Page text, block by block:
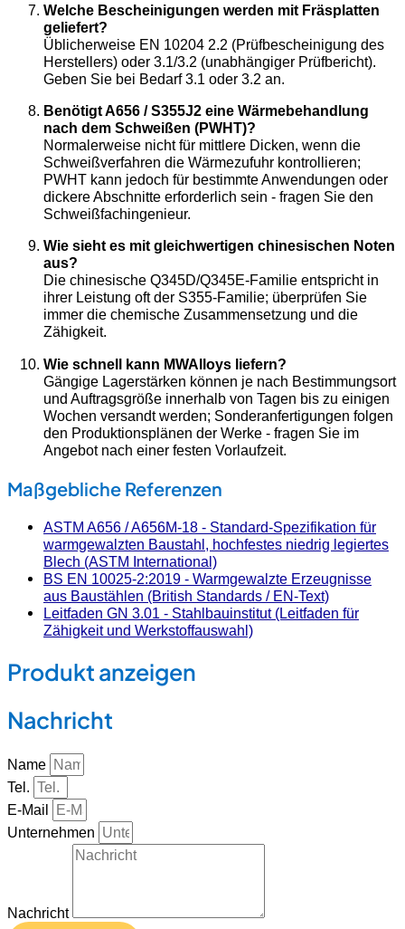
Welche Bescheinigungen werden mit Fräsplatten
geliefert?
Üblicherweise EN 10204 2.2 (Prüfbescheinigung des
Herstellers) oder 3.1/3.2 (unabhängiger Prüfbericht).
Geben Sie bei Bedarf 3.1 oder 3.2 an.
Benötigt A656 / S355J2 eine Wärmebehandlung
nach dem Schweißen (PWHT)?
Normalerweise nicht für mittlere Dicken, wenn die
Schweißverfahren die Wärmezufuhr kontrollieren;
PWHT kann jedoch für bestimmte Anwendungen oder
dickere Abschnitte erforderlich sein - fragen Sie den
Schweißfachingenieur.
Wie sieht es mit gleichwertigen chinesischen Noten
aus?
Die chinesische Q345D/Q345E-Familie entspricht in
ihrer Leistung oft der S355-Familie; überprüfen Sie
immer die chemische Zusammensetzung und die
Zähigkeit.
Wie schnell kann MWAlloys liefern?
Gängige Lagerstärken können je nach Bestimmungsort
und Auftragsgröße innerhalb von Tagen bis zu einigen
Wochen versandt werden; Sonderanfertigungen folgen
den Produktionsplänen der Werke - fragen Sie im
Angebot nach einer festen Vorlaufzeit.
Maßgebliche Referenzen
ASTM A656 / A656M-18 - Standard-Spezifikation für
warmgewalzten Baustahl, hochfestes niedrig legiertes
Blech (ASTM International)
BS EN 10025-2:2019 - Warmgewalzte Erzeugnisse
aus Baustählen (British Standards / EN-Text)
Leitfaden GN 3.01 - Stahlbauinstitut (Leitfaden für
Zähigkeit und Werkstoffauswahl)
Produkt anzeigen
Nachricht
Name
Tel.
E-Mail
Unternehmen
Nachricht